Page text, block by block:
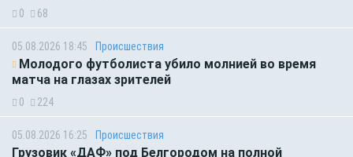
0 68
05.08.2026 18:45 Происшествия
Молодого футболиста убило молнией во время
матча на глазах зрителей
0 224
05.08.2026 16:25 Происшествия
Грузовик «ДАФ» под Белгородом на полной